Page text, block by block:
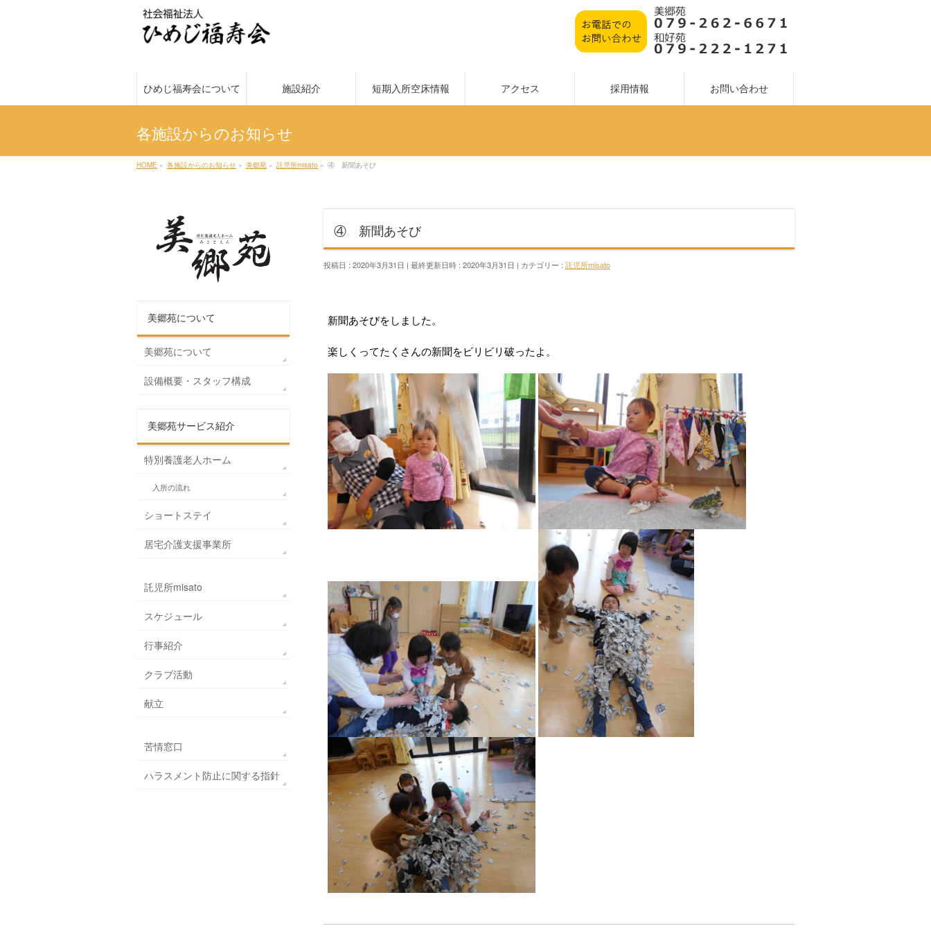
ひめじ福寿会について 施設紹介 短期入所空床情報 アクセス 採用情報 お問い合わせ
各施設からのお知らせ
HOME » 各施設からのお知らせ » 美郷苑 » 託児所misato » ④ 新聞あそび
④ 新聞あそび
投稿日 : 2020年3月31日 最終更新日時 : 2020年3月31日 カテゴリー : 託児所misato
新聞あそびをしました。
楽しくってたくさんの新聞をビリビリ破ったよ。
美郷苑について
美郷苑について
設備概要・スタッフ構成
美郷苑サービス紹介
特別養護老人ホーム
入所の流れ
ショートステイ
居宅介護支援事業所
託児所misato
スケジュール
行事紹介
クラブ活動
献立
苦情窓口
ハラスメント防止に関する指針